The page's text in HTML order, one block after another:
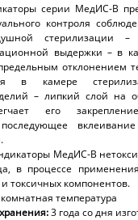
серии МедИС-В
контроля
стерилизации –
выдержки – в
отклонением
в камере
– липкий слой на
его
МедИС-В
в процессе
токсичных компонентов.
комнатная температура
хранения:3 года со дня